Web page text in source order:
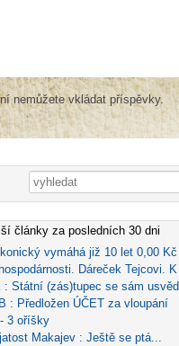
nemůžete vkládat příspěvky.
Vyhledávání
články za posledních 30 dni
vymáhá již 10 let 0,00 Kč
Dáreček Tejcovi.
: Státní (zás)tupec se sám
: Předložen ÚČET za vloupání
3 oříšky
Makajev : Ještě se ptá...